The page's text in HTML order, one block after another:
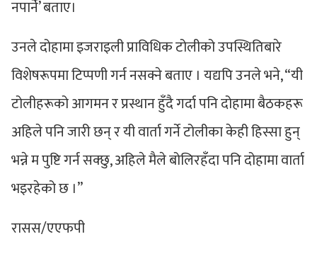
नपार्ने’ बताए।
उनले दोहामा इजराइली प्राविधिक टोलीको उपस्थितिबारे
विशेषरूपमा टिप्पणी गर्न नसक्ने बताए । यद्यपि उनले भने, “यी
टोलीहरूको आगमन र प्रस्थान हुँदै गर्दा पनि दोहामा बैठकहरू
अहिले पनि जारी छन् र यी वार्ता गर्ने टोलीका केही हिस्सा हुन्
भन्ने म पुष्टि गर्न सक्छु, अहिले मैले बोलिरहँदा पनि दोहामा वार्ता
भइरहेको छ ।”
रासस/एएफपी